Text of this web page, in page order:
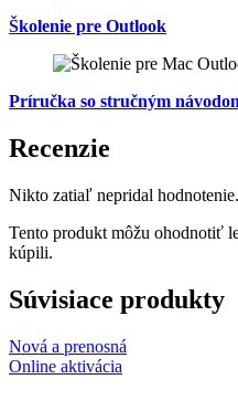
Školenie pre Outlook
Príručka so stručným
Recenzie
Nikto zatiaľ nepridal hodnotenie.
Tento produkt môžu ohodnotiť
kúpili.
Súvisiace produkty
Nová a prenosná
Online aktivácia